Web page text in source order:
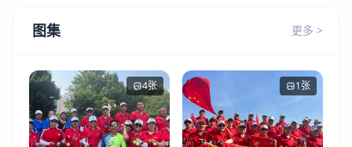
图集 更多 >
4张 1张